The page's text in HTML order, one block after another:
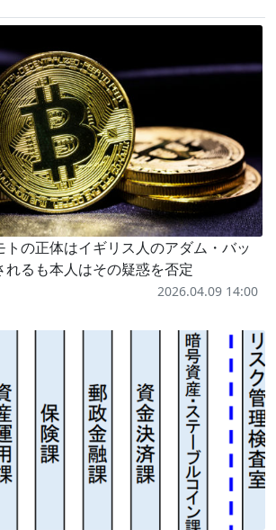
トの正体はイギリス人のアダム・バッ
れるも本人はその疑惑を否定
2026.04.09 14:00